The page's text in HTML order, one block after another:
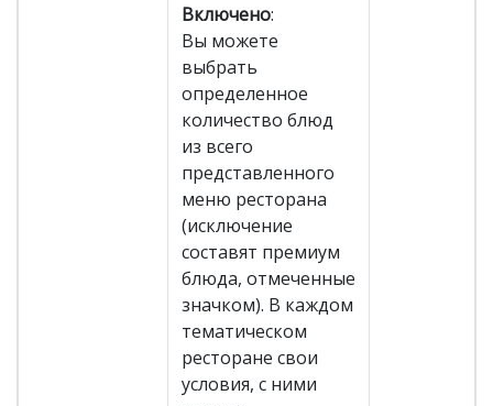
Включено:
Вы можете
выбрать
определенное
количество блюд
из всего
представленного
меню ресторана
(исключение
составят премиум
блюда, отмеченные
значком). В каждом
тематическом
ресторане свои
условия, с ними